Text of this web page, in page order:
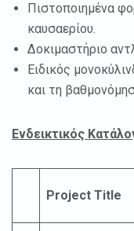
Πιστοποιημένα
καυσαερίου.
Δοκιμαστήριο
Ειδικός
και τη
Ενδεικτικός
Project Title